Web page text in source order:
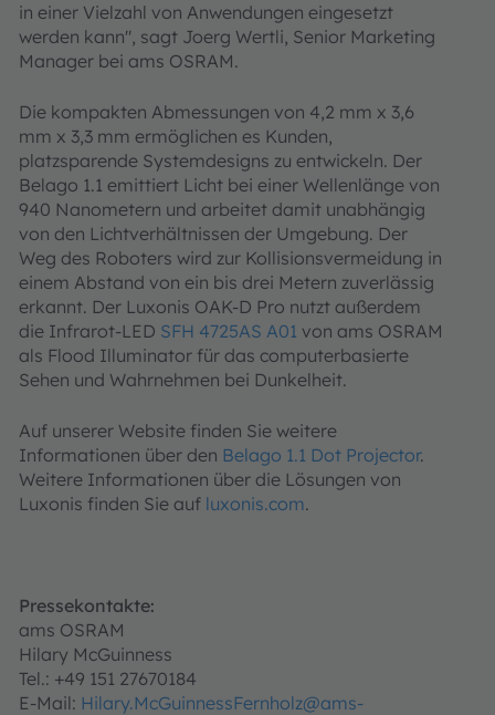
in einer Vielzahl von Anwendungen eingesetzt
werden kann", sagt Joerg Wertli, Senior Marketing
Manager bei ams OSRAM.
Die kompakten Abmessungen von 4,2 mm x 3,6
mm x 3,3 mm ermöglichen es Kunden,
platzsparende Systemdesigns zu entwickeln. Der
Belago 1.1 emittiert Licht bei einer Wellenlänge von
940 Nanometern und arbeitet damit unabhängig
von den Lichtverhältnissen der Umgebung. Der
Weg des Roboters wird zur Kollisionsvermeidung in
einem Abstand von ein bis drei Metern zuverlässig
erkannt. Der Luxonis OAK-D Pro nutzt außerdem
die Infrarot-LED SFH 4725AS A01 von ams OSRAM
als Flood Illuminator für das computerbasierte
Sehen und Wahrnehmen bei Dunkelheit.
Auf unserer Website finden Sie weitere
Informationen über den Belago 1.1 Dot Projector.
Weitere Informationen über die Lösungen von
Luxonis finden Sie auf luxonis.com.
Pressekontakte:
ams OSRAM
Hilary McGuinness
Tel.: +49 151 27670184
E-Mail: Hilary.McGuinnessFernholz@ams-